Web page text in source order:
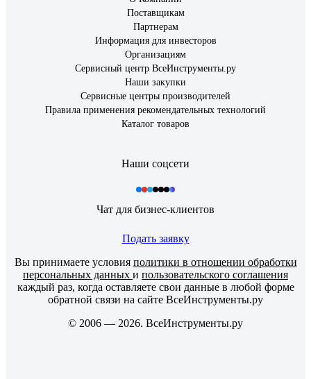
Поставщикам
Партнерам
Информация для инвесторов
Организациям
Сервисный центр ВсеИнструменты.ру
Наши закупки
Сервисные центры производителей
Правила применения рекомендательных технологий
Каталог товаров
Наши соцсети
Чат для бизнес-клиентов
Подать заявку
Вы принимаете условия политики в отношении обработки
персональных данных и пользовательского соглашения
каждый раз, когда оставляете свои данные в любой форме
обратной связи на сайте ВсеИнструменты.ру
© 2006 — 2026. ВсеИнструменты.ру